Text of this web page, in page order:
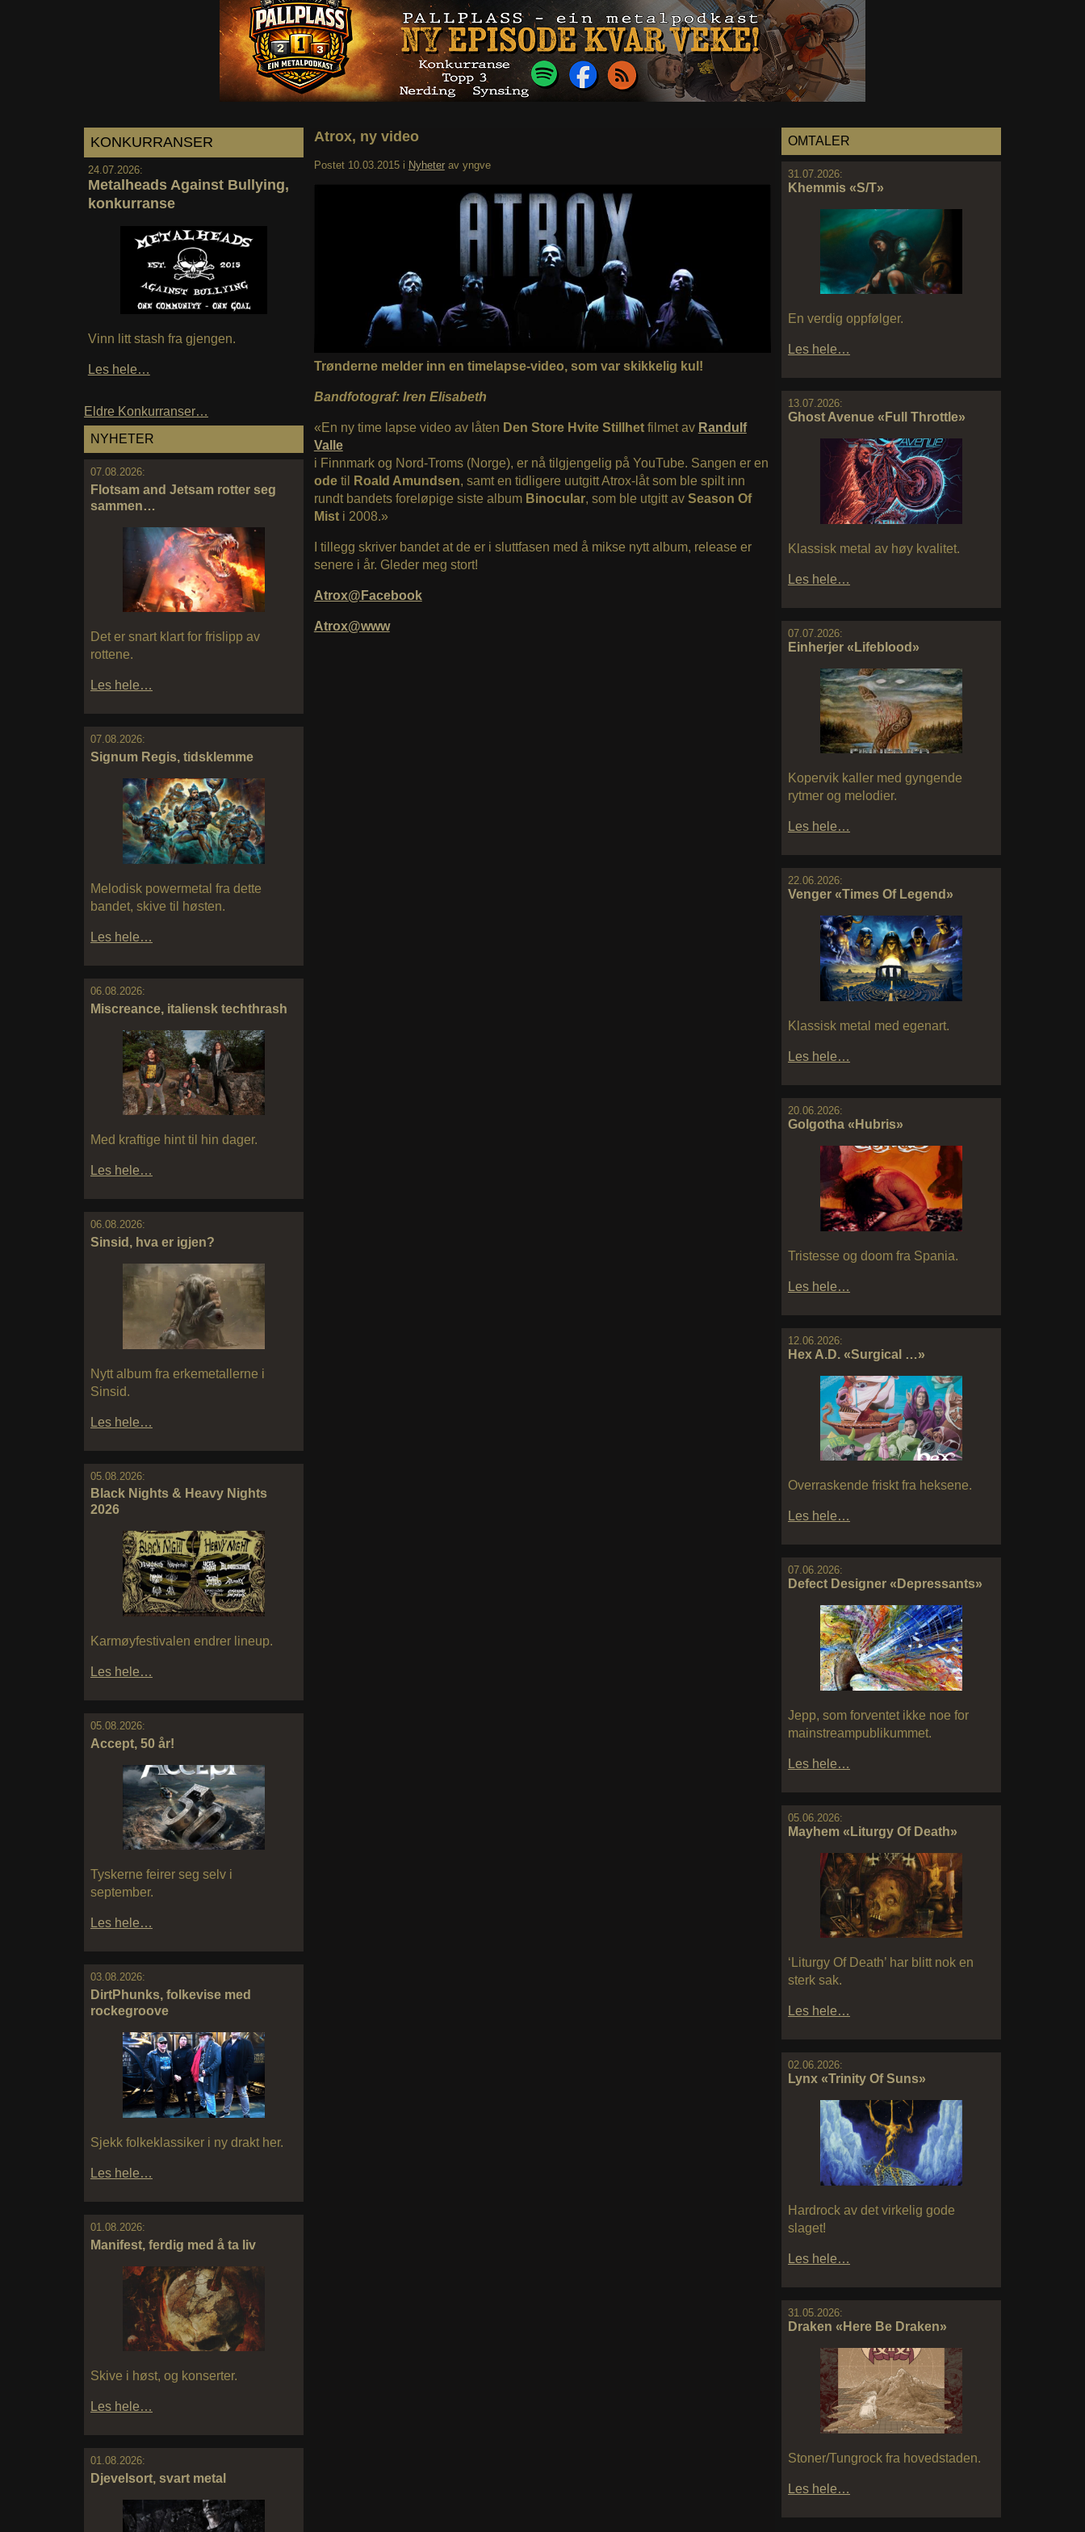
KONKURRANSER
24.07.2026:
Metalheads Against Bullying,
konkurranse
Vinn litt stash fra gjengen.
Les hele…
Eldre Konkurranser…
NYHETER
07.08.2026:
Flotsam and Jetsam rotter seg
sammen…
Det er snart klart for frislipp av
rottene.
Les hele…
07.08.2026:
Signum Regis, tidsklemme
Melodisk powermetal fra dette
bandet, skive til høsten.
Les hele…
06.08.2026:
Miscreance, italiensk techthrash
Med kraftige hint til hin dager.
Les hele…
06.08.2026:
Sinsid, hva er igjen?
Nytt album fra erkemetallerne i
Sinsid.
Les hele…
05.08.2026:
Black Nights & Heavy Nights
2026
Karmøyfestivalen endrer lineup.
Les hele…
05.08.2026:
Accept, 50 år!
Tyskerne feirer seg selv i
september.
Les hele…
03.08.2026:
DirtPhunks, folkevise med
rockegroove
Sjekk folkeklassiker i ny drakt her.
Les hele…
01.08.2026:
Manifest, ferdig med å ta liv
Skive i høst, og konserter.
Les hele…
01.08.2026:
Djevelsort, svart metal
OMTALER
31.07.2026:
Khemmis «S/T»
En verdig oppfølger.
Les hele…
13.07.2026:
Ghost Avenue «Full Throttle»
Klassisk metal av høy kvalitet.
Les hele…
07.07.2026:
Einherjer «Lifeblood»
Kopervik kaller med gyngende
rytmer og melodier.
Les hele…
22.06.2026:
Venger «Times Of Legend»
Klassisk metal med egenart.
Les hele…
20.06.2026:
Golgotha «Hubris»
Tristesse og doom fra Spania.
Les hele…
12.06.2026:
Hex A.D. «Surgical …»
Overraskende friskt fra heksene.
Les hele…
07.06.2026:
Defect Designer «Depressants»
Jepp, som forventet ikke noe for
mainstreampublikummet.
Les hele…
05.06.2026:
Mayhem «Liturgy Of Death»
‘Liturgy Of Death’ har blitt nok en
sterk sak.
Les hele…
02.06.2026:
Lynx «Trinity Of Suns»
Hardrock av det virkelig gode
slaget!
Les hele…
31.05.2026:
Draken «Here Be Draken»
Stoner/Tungrock fra hovedstaden.
Les hele…
Atrox, ny video
Postet 10.03.2015 i Nyheter av yngve
Trønderne melder inn en timelapse-video, som var skikkelig kul!
Bandfotograf: Iren Elisabeth
«En ny time lapse video av låten Den Store Hvite Stillhet filmet av Randulf
Valle
i Finnmark og Nord-Troms (Norge), er nå tilgjengelig på YouTube. Sangen er en
ode til Roald Amundsen, samt en tidligere uutgitt Atrox-låt som ble spilt inn
rundt bandets foreløpige siste album Binocular, som ble utgitt av Season Of
Misti 2008.»
I tillegg skriver bandet at de er i sluttfasen med å mikse nytt album, release er
senere i år. Gleder meg stort!
Atrox@Facebook
Atrox@www